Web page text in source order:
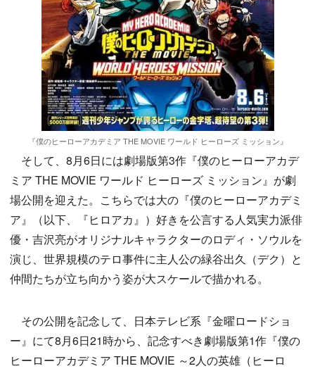
『僕のヒーローアカデミア THE MOVIE ワールド ヒーローズ ミッション』
そして、8月6日には劇場版第3作『僕のヒーローアカデ
ミア THE MOVIE ワールド ヒーローズ ミッション』が劇
場公開を迎えた。こちらでは大の『僕のヒーローアカデミ
ア』（以下、『ヒロアカ』）好きを公言する人気実力派俳
優・吉沢亮がオリジナルキャラクターのロディ・ソウルを
演じ、世界規模のテロ事件に主人公の緑谷出久（デク）と
仲間たちが立ち向かう姿が大スケールで描かれる。
その公開を記念して、日本テレビ系『金曜ロードショ
ー』にて8月6日21時から、記念すべき劇場版第1作『僕の
ヒーローアカデミア THE MOVIE ～2人の英雄（ヒーロ